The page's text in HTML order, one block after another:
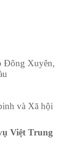
Đông Xuyên,
và Xã hội
Việt Trung